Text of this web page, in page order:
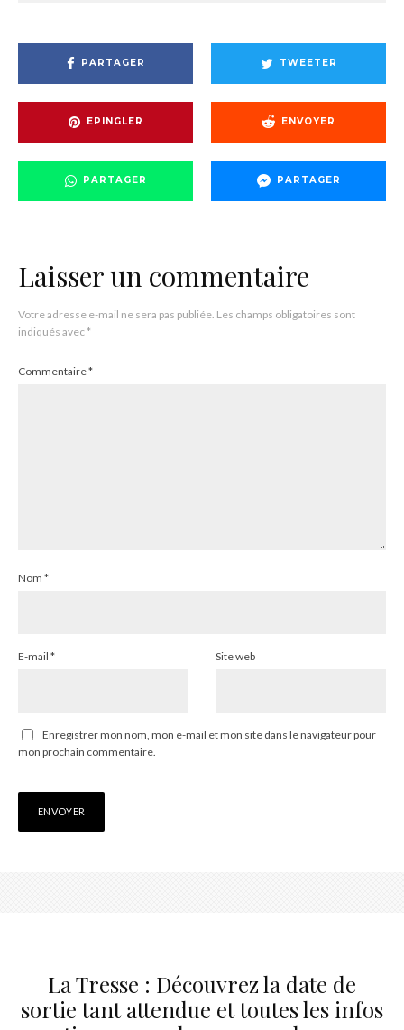
PARTAGER TWEETER
EPINGLER ENVOYER
PARTAGER PARTAGER
Laisser un commentaire
Votre adresse e-mail ne sera pas publiée. Les champs obligatoires sont
indiqués avec*
Commentaire*
Nom *
E-mail * Site web
Enregistrer mon nom, mon e-mail et mon site dans le navigateur pour
mon prochain commentaire.
La Tresse : Découvrez la date de
sortie tant attendue et toutes les infos